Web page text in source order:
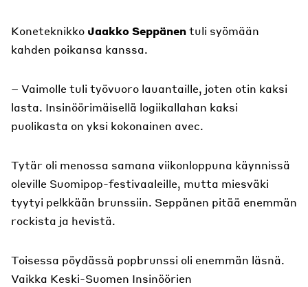
Koneteknikko Jaakko Seppänentuli syömään
kahden poikansa kanssa.
– Vaimolle tuli työvuoro lauantaille, joten otin kaksi
lasta. Insinöörimäisellä logiikallahan kaksi
puolikasta on yksi kokonainen avec.
Tytär oli menossa samana viikonloppuna käynnissä
oleville Suomipop-festivaaleille, mutta miesväki
tyytyi pelkkään brunssiin. Seppänen pitää enemmän
rockista ja hevistä.
Toisessa pöydässä popbrunssi oli enemmän läsnä.
Vaikka Keski-Suomen Insinöörien